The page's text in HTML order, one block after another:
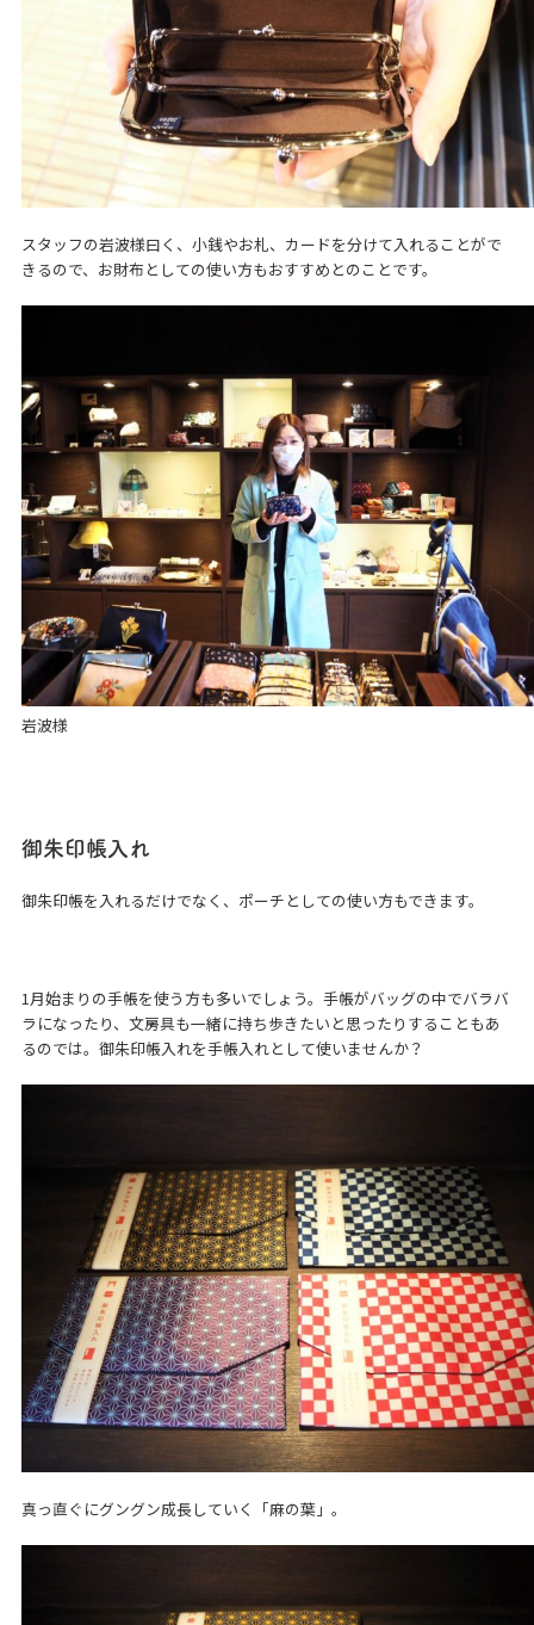
スタッフの岩波様曰く、小銭やお札、カードを分けて入れることがで
きるので、お財布としての使い方もおすすめとのことです。
岩波様
御朱印帳入れ
御朱印帳を入れるだけでなく、ポーチとしての使い方もできます。
1月始まりの手帳を使う方も多いでしょう。手帳がバッグの中でバラバ
ラになったり、文房具も一緒に持ち歩きたいと思ったりすることもあ
るのでは。御朱印帳入れを手帳入れとして使いませんか？
真っ直ぐにグングン成長していく「麻の葉」。